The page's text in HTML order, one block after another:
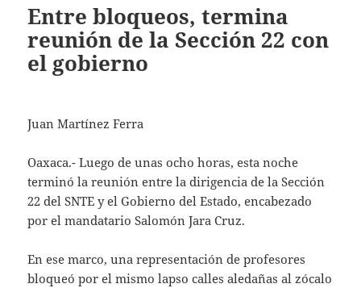
Entre bloqueos, termina
reunión de la Sección 22 con
el gobierno
Juan Martínez Ferra
Oaxaca.- Luego de unas ocho horas, esta noche
terminó la reunión entre la dirigencia de la Sección
22 del SNTE y el Gobierno del Estado, encabezado
por el mandatario Salomón Jara Cruz.
En ese marco, una representación de profesores
bloqueó por el mismo lapso calles aledañas al zócalo